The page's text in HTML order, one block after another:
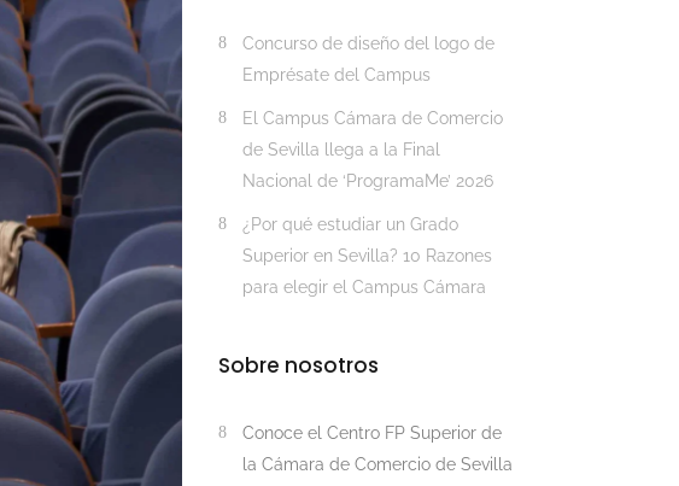
Concurso de diseño del logo de
Emprésate del Campus
El Campus Cámara de Comercio
de Sevilla llega a la Final
Nacional de ‘ProgramaMe’ 2026
¿Por qué estudiar un Grado
Superior en Sevilla? 10 Razones
para elegir el Campus Cámara
Sobre nosotros
Conoce el Centro FP Superior de
la Cámara de Comercio de Sevilla